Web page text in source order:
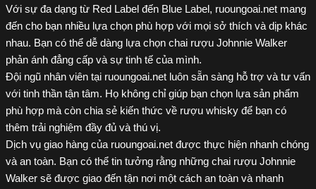
Với sự đa dạng từ Red Label đến Blue Label, ruoungoai.net mang
đến cho bạn nhiều lựa chọn phù hợp với mọi sở thích và dịp khác
nhau. Bạn có thể dễ dàng lựa chọn chai rượu Johnnie Walker
phản ánh đẳng cấp và sự tinh tế của mình.
Đội ngũ nhân viên tại ruoungoai.net luôn sẵn sàng hỗ trợ và tư vấn
với tinh thần tận tâm. Họ không chỉ giúp bạn chọn lựa sản phẩm
phù hợp mà còn chia sẻ kiến thức về rượu whisky để bạn có
thêm trải nghiệm đầy đủ và thú vị.
Dịch vụ giao hàng của ruoungoai.net được thực hiện nhanh chóng
và an toàn. Bạn có thể tin tưởng rằng những chai rượu Johnnie
Walker sẽ được giao đến tận nơi một cách an toàn và nhanh